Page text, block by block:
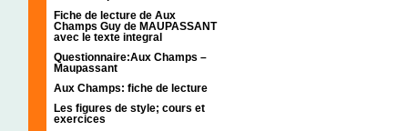
Fiche de lecture de Aux
Champs Guy de MAUPASSANT
avec le texte integral
Questionnaire:Aux Champs –
Maupassant
Aux Champs: fiche de lecture
Les figures de style; cours et
exercices